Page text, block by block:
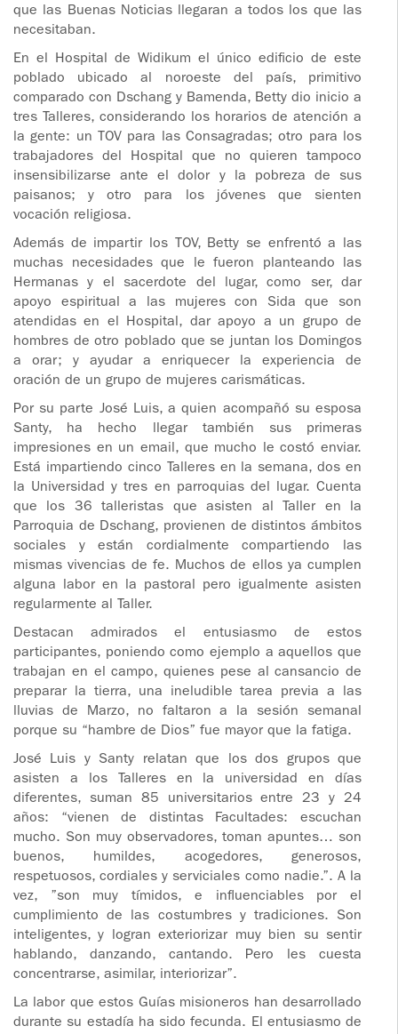
que las Buenas Noticias llegaran a todos los que las
necesitaban.
En el Hospital de Widikum el único edificio de este
poblado ubicado al noroeste del país, primitivo
comparado con Dschang y Bamenda, Betty dio inicio a
tres Talleres, considerando los horarios de atención a
la gente: un TOV para las Consagradas; otro para los
trabajadores del Hospital que no quieren tampoco
insensibilizarse ante el dolor y la pobreza de sus
paisanos; y otro para los jóvenes que sienten
vocación religiosa.
Además de impartir los TOV, Betty se enfrentó a las
muchas necesidades que le fueron planteando las
Hermanas y el sacerdote del lugar, como ser, dar
apoyo espiritual a las mujeres con Sida que son
atendidas en el Hospital, dar apoyo a un grupo de
hombres de otro poblado que se juntan los Domingos
a orar; y ayudar a enriquecer la experiencia de
oración de un grupo de mujeres carismáticas.
Por su parte José Luis, a quien acompañó su esposa
Santy, ha hecho llegar también sus primeras
impresiones en un email, que mucho le costó enviar.
Está impartiendo cinco Talleres en la semana, dos en
la Universidad y tres en parroquias del lugar. Cuenta
que los 36 talleristas que asisten al Taller en la
Parroquia de Dschang, provienen de distintos ámbitos
sociales y están cordialmente compartiendo las
mismas vivencias de fe. Muchos de ellos ya cumplen
alguna labor en la pastoral pero igualmente asisten
regularmente al Taller.
Destacan admirados el entusiasmo de estos
participantes, poniendo como ejemplo a aquellos que
trabajan en el campo, quienes pese al cansancio de
preparar la tierra, una ineludible tarea previa a las
lluvias de Marzo, no faltaron a la sesión semanal
porque su “hambre de Dios” fue mayor que la fatiga.
José Luis y Santy relatan que los dos grupos que
asisten a los Talleres en la universidad en días
diferentes, suman 85 universitarios entre 23 y 24
años: “vienen de distintas Facultades: escuchan
mucho. Son muy observadores, toman apuntes… son
buenos, humildes, acogedores, generosos,
respetuosos, cordiales y serviciales como nadie.”. A la
vez, ”son muy tímidos, e influenciables por el
cumplimiento de las costumbres y tradiciones. Son
inteligentes, y logran exteriorizar muy bien su sentir
hablando, danzando, cantando. Pero les cuesta
concentrarse, asimilar, interiorizar”. ­­
La labor que estos Guías misioneros han desarrollado
durante su estadía ha sido fecunda. El entusiasmo de